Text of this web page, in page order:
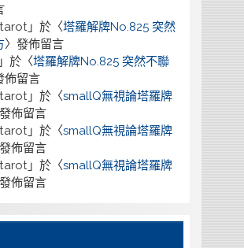
」於〈塔羅解牌No.825 突然
〉發佈留言
於〈塔羅解牌No.825 突然不聯
佈留言
」於〈smallQ無視論塔羅牌
佈留言
」於〈smallQ無視論塔羅牌
佈留言
」於〈smallQ無視論塔羅牌
佈留言